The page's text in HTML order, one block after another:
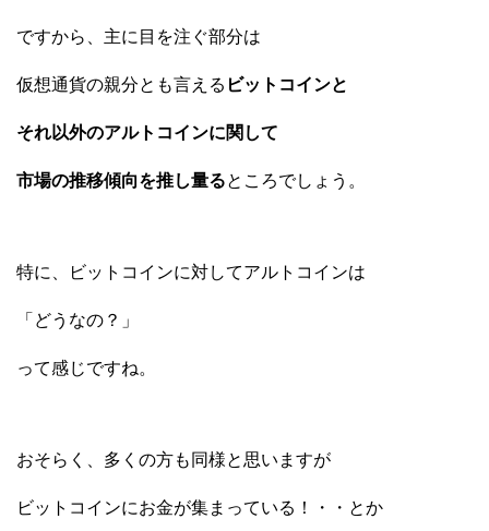
ですから、主に目を注ぐ部分は
仮想通貨の親分とも言える ビットコインと
それ以外のアルトコインに関して
市場の推移傾向を推し量るところでしょう。
特に、ビットコインに対してアルトコインは
「どうなの？」
って感じですね。
おそらく、多くの方も同様と思いますが
ビットコインにお金が集まっている！・・とか